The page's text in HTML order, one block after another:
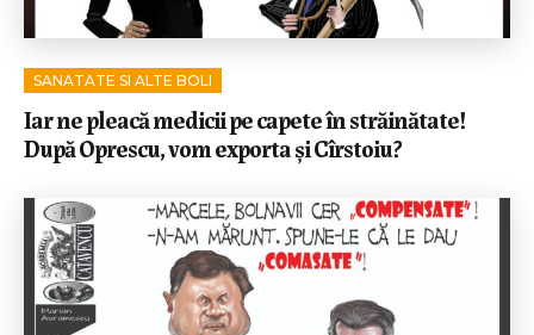
SANATATE SI ALTE BOLI
Iar ne pleacă medicii pe capete în străinătate!
După Oprescu, vom exporta și Cîrstoiu?